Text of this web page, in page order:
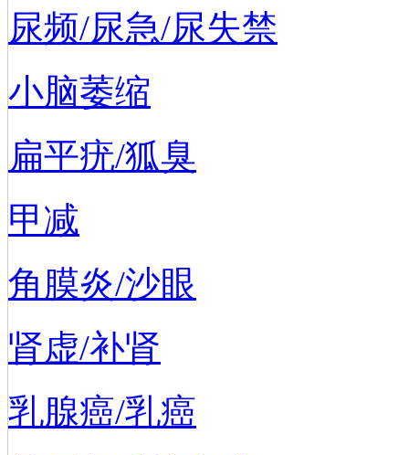
尿频/尿急/尿失禁
小脑萎缩
扁平疣/狐臭
甲减
角膜炎/沙眼
肾虚/补肾
乳腺癌/乳癌